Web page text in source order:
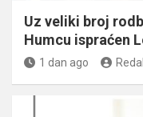
Uz veliki broj
Humcu ispraćen
1 dan ago